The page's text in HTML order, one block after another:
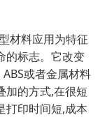
材料应用为特征
的标志。它改变
或者金属材料
加的方式,在很短
打印时间短,成本